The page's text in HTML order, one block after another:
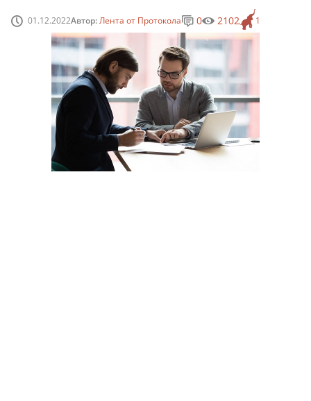
01.12.2022Автор:Лента от Протокола 1
0 2102